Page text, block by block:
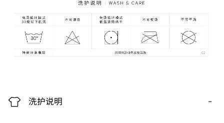
洗护说明 -